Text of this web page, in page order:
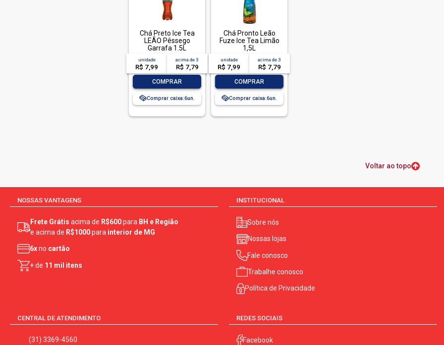
Chá Preto Ice Tea
LEÃO Pêssego
Garrafa 1.5L
unidade
R$ 7,99
acima de3
R$ 7,79
COMPRAR
Comprar caixa:6
Chá Pronto Leão
Fuze Ice Tea Limão
1,5L
unidade
R$ 7,99
acima de3
R$ 7,79
COMPRAR
Comprar caixa:6
Voltar ao topo
NOSSAS VANTAGENS
Frete Grátis acima de R$600para BH e Região
e acima de R$1000para interior de MG
6xno cartão
+ de 11 mil itens
INSTITUCIONAL
Sobre nós
Nossas lojas
Fale conosco
Trabalhe conosco
Política de Privacidade
CENTRAL DE ATENDIMENTO
(31) 3369-4560
REDES SOCIAIS
Facebook